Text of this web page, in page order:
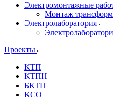
Электромонтажные
Монтаж
Электролаборатория
Проекты
КТП
КТПН
БКТП
КСО